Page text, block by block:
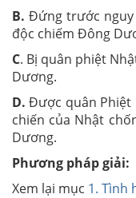
B. Đứng trước nguy
độc chiếm Đông
C. Bị quân phiệt
Dương.
D. Được quân Phiệt
chiến của Nhật
Dương.
Phương pháp giải:
Xem lại mục 1. Tình